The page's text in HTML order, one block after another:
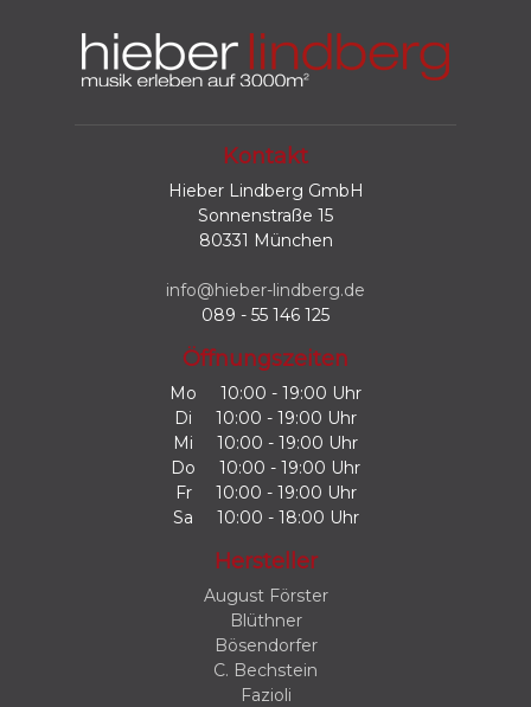
Kontakt
Hieber Lindberg GmbH
Sonnenstraße 15
80331 München
info@hieber-lindberg.de
089 - 55 146 125
Öffnungszeiten
Mo
10:00 - 19:00 Uhr
Di
10:00 - 19:00 Uhr
Mi
10:00 - 19:00 Uhr
Do
10:00 - 19:00 Uhr
Fr
10:00 - 19:00 Uhr
Sa
10:00 - 18:00 Uhr
Hersteller
August Förster
Blüthner
Bösendorfer
C. Bechstein
Fazioli